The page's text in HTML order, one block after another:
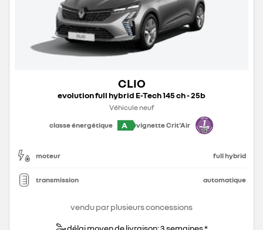
CLIO
evolution full hybrid E-Tech 145 ch - 25b
Véhicule neuf
classe énergétique
A vignette Crit'Air
moteur full hybrid
transmission automatique
vendu par plusieurs concessions